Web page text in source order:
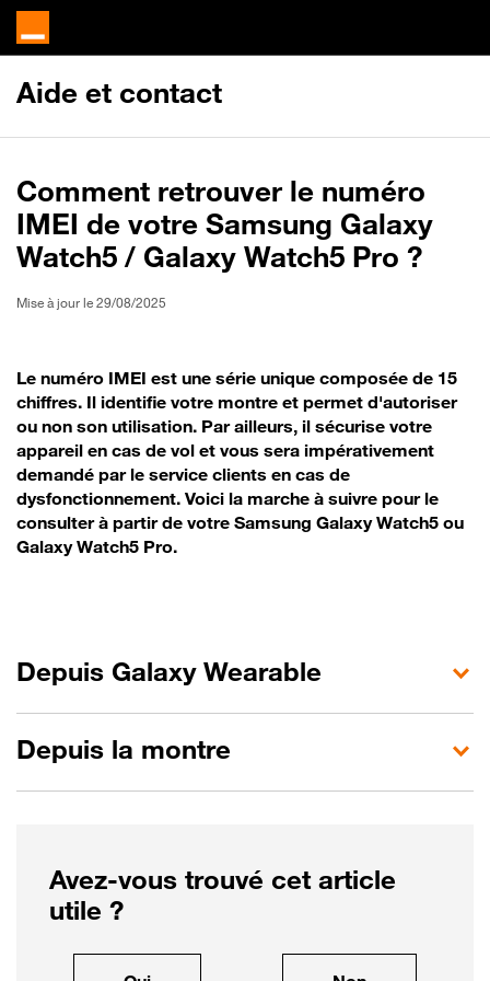
Aide et contact
Comment retrouver le numéro
IMEI de votre Samsung Galaxy
Watch5 / Galaxy Watch5 Pro ?
Mise à jour le 29/08/2025
Le numéro IMEI est une série unique composée de 15
chiffres. Il identifie votre montre et permet d'autoriser
ou non son utilisation. Par ailleurs, il sécurise votre
appareil en cas de vol et vous sera impérativement
demandé par le service clients en cas de
dysfonctionnement. Voici la marche à suivre pour le
consulter à partir de votre Samsung Galaxy Watch5 ou
Galaxy Watch5 Pro.
Depuis Galaxy Wearable
Depuis la montre
Avez-vous trouvé cet article
utile ?